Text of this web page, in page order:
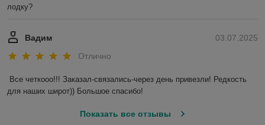
лодку?
03.07.2025
Вадим
Отлично
Все четкооо!!! Заказал-связались-через день привезли! Редкость
для наших широт)) Большое спасибо!
Показать все отзывы